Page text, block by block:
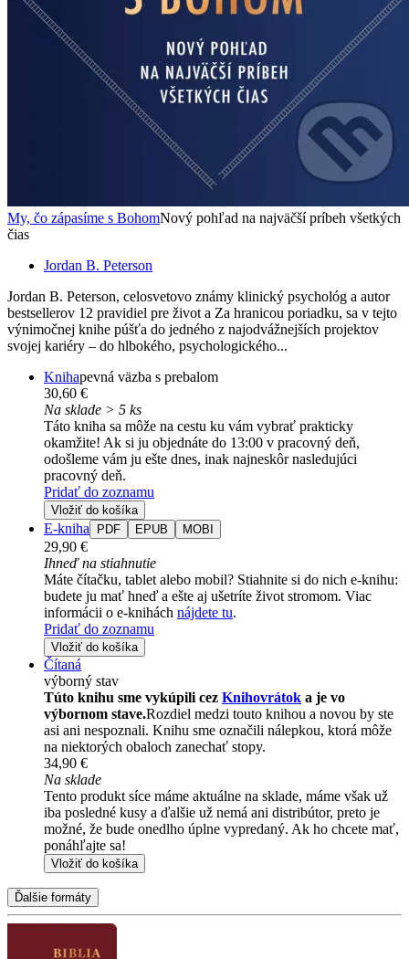
My, čo zápasíme s BohomNový pohľad na najväčší príbeh všetkých
čias
Jordan B. Peterson
Jordan B. Peterson, celosvetovo známy klinický psychológ a autor
bestsellerov 12 pravidiel pre život a Za hranicou poriadku, sa v tejto
výnimočnej knihe púšťa do jedného z najodvážnejších projektov
svojej kariéry – do hlbokého, psychologického...
Knihapevná väzba s prebalom
30,60 €
Na sklade > 5 ks
Táto kniha sa môže na cestu ku vám vybrať prakticky
okamžite! Ak si ju objednáte do 13:00 v pracovný deň,
odošleme vám ju ešte dnes, inak najneskôr nasledujúci
pracovný deň.
Pridať do zoznamu
Vložiť do košíka
E-kniha PDF EPUB MOBI
29,90 €
Ihneď na stiahnutie
Máte čítačku, tablet alebo mobil? Stiahnite si do nich e-knihu:
budete ju mať hneď a ešte aj ušetríte život stromom. Viac
informácii o e-knihách nájdete tu.
Pridať do zoznamu
Vložiť do košíka
Čítaná
výborný stav
Túto knihu sme vykúpili cez Knihovrátok a je vo
výbornom stave.Rozdiel medzi touto knihou a novou by ste
asi ani nespoznali. Knihu sme označili nálepkou, ktorá môže
na niektorých obaloch zanechať stopy.
34,90 €
Na sklade
Tento produkt síce máme aktuálne na sklade, máme však už
iba posledné kusy a ďalšie už nemá ani distribútor, preto je
možné, že bude onedlho úplne vypredaný. Ak ho chcete mať,
ponáhľajte sa!
Vložiť do košíka
Ďalšie formáty